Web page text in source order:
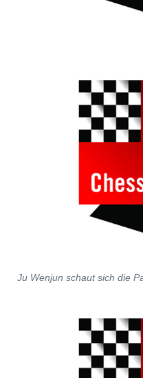
Ju Wenjun schaut sich die